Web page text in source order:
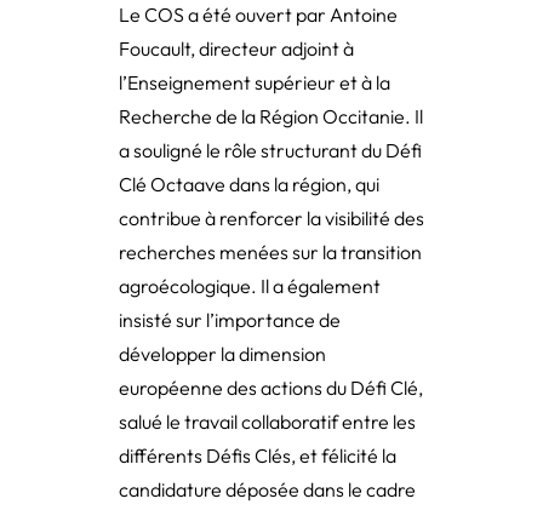
Le COS a été ouvert par Antoine
Foucault, directeur adjoint à
l’Enseignement supérieur et à la
Recherche de la Région Occitanie. Il
a souligné le rôle structurant du Défi
Clé Octaave dans la région, qui
contribue à renforcer la visibilité des
recherches menées sur la transition
agroécologique. Il a également
insisté sur l’importance de
développer la dimension
européenne des actions du Défi Clé,
salué le travail collaboratif entre les
différents Défis Clés, et félicité la
candidature déposée dans le cadre